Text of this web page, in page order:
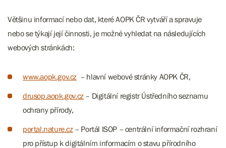
Většinu informací nebo dat, které AOPK ČR vytváří a spravuje
nebo se týkají její činnosti, je možné vyhledat na následujících
webových stránkách:
www.aopk.gov.cz – hlavní webové stránky AOPK ČR,
drusop.aopk.gov.cz– Digitální registr Ústředního seznamu
ochrany přírody,
portal.nature.cz– Portál ISOP – centrální informační rozhraní
pro přístup k digitálním informacím o stavu přírodního